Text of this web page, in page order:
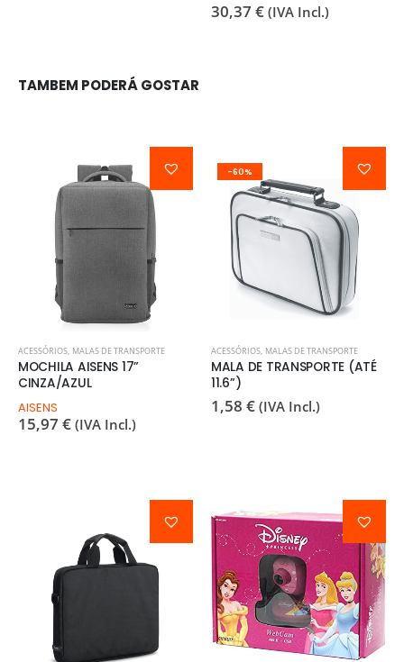
30,37 € (IVA Incl.)
TAMBEM PODERÁ GOSTAR
ACESSÓRIOS, MALAS DE TRANSPORTE
MOCHILA AISENS 17”
CINZA/AZUL
AISENS
15,97 € (IVA Incl.)
-60%
ACESSÓRIOS, MALAS DE TRANSPORTE
MALA DE TRANSPORTE (ATÉ
11.6”)
1,58 € (IVA Incl.)